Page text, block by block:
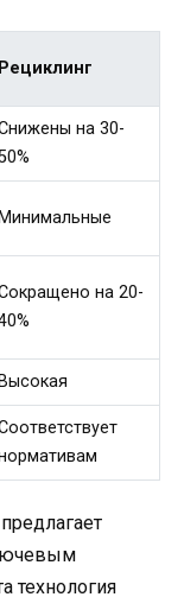
Рециклинг
на 30-
Минимальные
на 20-
Высокая
технология